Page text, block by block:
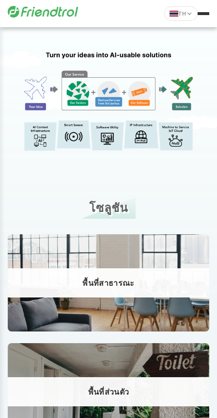
TH
โซลูชัน
พื้นที่สาธารณะ
พื้นที่ส่วนตัว